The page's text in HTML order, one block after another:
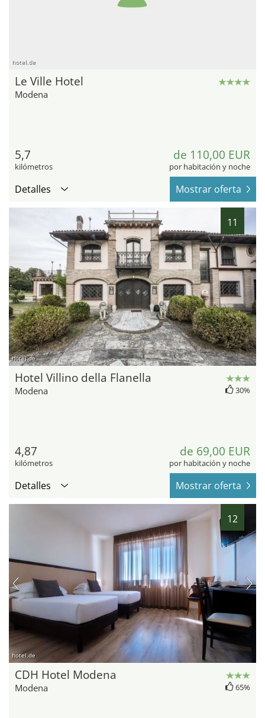
hotel.de
Le Ville Hotel
Modena
5,7
kilómetros
de 110,00 EUR
por habitación y noche
Detalles Mostrar oferta
11
hotel.de
Hotel Villino della Flanella
Modena 30%
4,87
kilómetros
de 69,00 EUR
por habitación y noche
Detalles Mostrar oferta
12
hotel.de
CDH Hotel Modena
Modena 65%